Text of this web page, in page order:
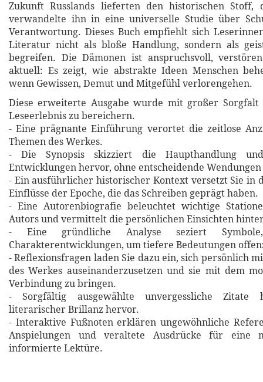
Zukunft Russlands lieferten den historischen Stoff,
verwandelte ihn in eine universelle Studie über
Verantwortung. Dieses Buch empfiehlt sich
Literatur nicht als bloße Handlung, sondern als
begreifen. Die Dämonen ist anspruchsvoll,
aktuell: Es zeigt, wie abstrakte Ideen Menschen
wenn Gewissen, Demut und Mitgefühl verlorengehen.
Diese erweiterte Ausgabe wurde mit großer
Leseerlebnis zu bereichern.
- Eine prägnante Einführung verortet die zeitlose
Themen des Werkes.
- Die Synopsis skizziert die Haupthandlung
Entwicklungen hervor, ohne entscheidende
- Ein ausführlicher historischer Kontext versetzt Sie in
Einflüsse der Epoche, die das Schreiben geprägt haben.
- Eine Autorenbiografie beleuchtet wichtige
Autors und vermittelt die persönlichen Einsichten
- Eine gründliche Analyse seziert
Charakterentwicklungen, um tiefere Bedeutungen
- Reflexionsfragen laden Sie dazu ein, sich persönlich
des Werkes auseinanderzusetzen und sie mit dem
Verbindung zu bringen.
- Sorgfältig ausgewählte unvergessliche Zitate
literarischer Brillanz hervor.
- Interaktive Fußnoten erklären ungewöhnliche
Anspielungen und veraltete Ausdrücke für eine
informierte Lektüre.